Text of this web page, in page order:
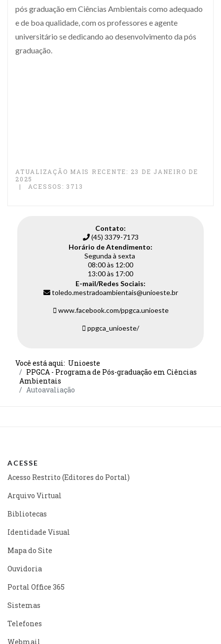
pós graduação em Ciências Ambientais como adequado
e de boa qualidade, com os professores e agente
universitário se dedicando ao desenvolvimento da pós
graduação.
ATUALIZAÇÃO MAIS RECENTE: 23 DE JANEIRO DE
2025
ACESSOS: 3713
Contato:
(45) 3379-7173
Horário de Atendimento:
Segunda à sexta
08:00 às 12:00
13:00 às 17:00
E-mail/Redes Sociais:
toledo.mestradoambientais@unioeste.br
www.facebook.com/ppgca.unioeste
ppgca_unioeste/
Você está aqui: Unioeste
PPGCA - Programa de Pós-graduação em Ciências
Ambientais
Autoavaliação
ACESSE
Acesso Restrito (Editores do Portal)
Arquivo Virtual
Bibliotecas
Identidade Visual
Mapa do Site
Ouvidoria
Portal Office 365
Sistemas
Telefones
Webmail